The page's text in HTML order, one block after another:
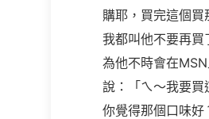
購耶，買完這個買
我都叫他不要再買
為他不時會在
說：「ㄟ～我要買
你覺得那個口味好